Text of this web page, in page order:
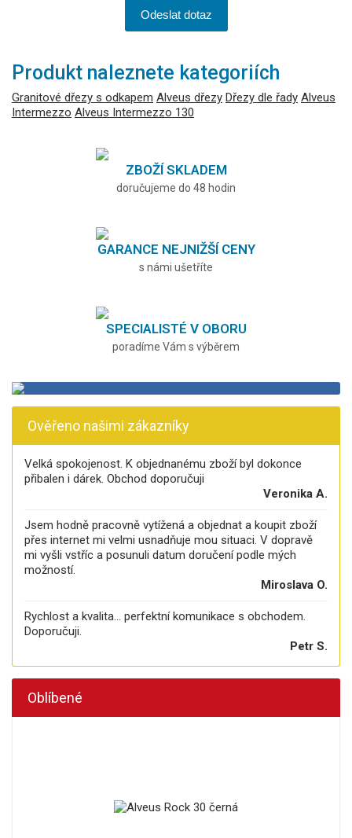
Odeslat dotaz
Produkt naleznete kategoriích
Granitové dřezy s odkapem Alveus dřezy Dřezy dle řady Alveus
Intermezzo Alveus Intermezzo 130
ZBOŽÍ SKLADEM
doručujeme do 48 hodin
GARANCE NEJNIŽŠÍ CENY
s námi ušetříte
SPECIALISTÉ V OBORU
poradíme Vám s výběrem
Ověřeno našimi zákazníky
Velká spokojenost. K objednanému zboží byl dokonce
přibalen i dárek. Obchod doporučuji
Veronika A.
Jsem hodně pracovně vytížená a objednat a koupit zboží
přes internet mi velmi usnadňuje mou situaci. V dopravě
mi vyšli vstříc a posunuli datum doručení podle mých
možností.
Miroslava O.
Rychlost a kvalita... perfektní komunikace s obchodem.
Doporučuji.
Petr S.
Oblíbené